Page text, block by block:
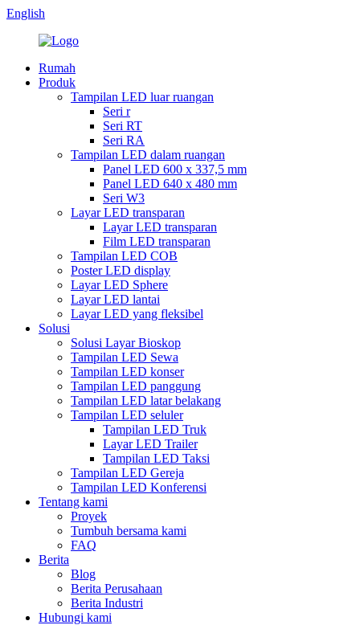
English
Rumah
Produk
Tampilan LED luar ruangan
Seri r
Seri RT
Seri RA
Tampilan LED dalam ruangan
Panel LED 600 x 337,5 mm
Panel LED 640 x 480 mm
Seri W3
Layar LED transparan
Layar LED transparan
Film LED transparan
Tampilan LED COB
Poster LED display
Layar LED Sphere
Layar LED lantai
Layar LED yang fleksibel
Solusi
Solusi Layar Bioskop
Tampilan LED Sewa
Tampilan LED konser
Tampilan LED panggung
Tampilan LED latar belakang
Tampilan LED seluler
Tampilan LED Truk
Layar LED Trailer
Tampilan LED Taksi
Tampilan LED Gereja
Tampilan LED Konferensi
Tentang kami
Proyek
Tumbuh bersama kami
FAQ
Berita
Blog
Berita Perusahaan
Berita Industri
Hubungi kami